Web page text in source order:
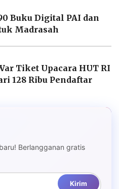
Buku Digital PAI dan
Madrasah
Tiket Upacara HUT RI
128 Ribu Pendaftar
Berlangganan gratis
Kirim